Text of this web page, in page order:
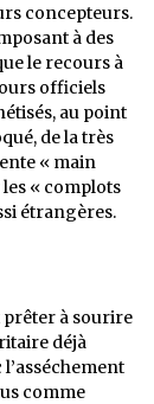
concepteurs.
à des
le recours à
officiels
au point
de la très
« main
« complots
étrangères.
à sourire
déjà
comme